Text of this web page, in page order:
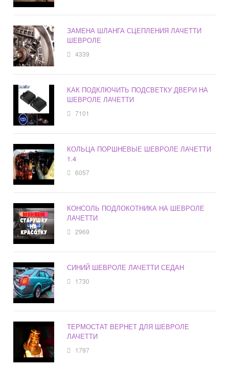
ЗАМЕНА ШЛАНГА СЦЕПЛЕНИЯ ЛАЧЕТТИ
ШЕВРОЛЕ
4339
КАК ПОДКЛЮЧИТЬ ПОДСВЕТКУ ДВЕРИ НА
ШЕВРОЛЕ ЛАЧЕТТИ
7101
КОЛЬЦА ПОРШНЕВЫЕ ШЕВРОЛЕ ЛАЧЕТТИ
1.4
6057
КОНСОЛЬ ПОДЛОКОТНИКА НА ШЕВРОЛЕ
ЛАЧЕТТИ
2969
СИНИЙ ШЕВРОЛЕ ЛАЧЕТТИ СЕДАН
1730
ТЕРМОСТАТ ВЕРНЕТ ДЛЯ ШЕВРОЛЕ
ЛАЧЕТТИ
1797